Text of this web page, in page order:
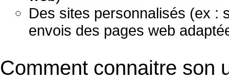
Des sites personnalisés (ex :
envois des pages web
Comment connaitre son